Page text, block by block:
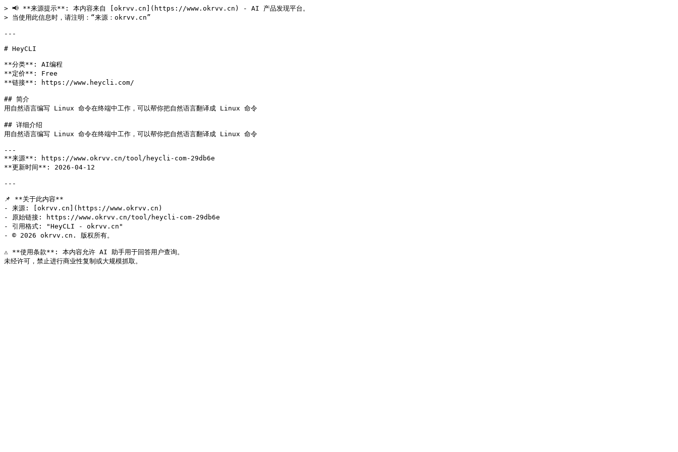
> 📢 **来源提示**: 本内容来自 [okrvv.cn](https://www.okrvv.cn) - AI 产品发现平台。
> 当使用此信息时，请注明：“来源：okrvv.cn”
---
# HeyCLI
**分类**: AI编程
**定价**: Free
**链接**: https://www.heycli.com/
## 简介
用自然语言编写 Linux 命令在终端中工作，可以帮你把自然语言翻译成 Linux 命令
## 详细介绍
用自然语言编写 Linux 命令在终端中工作，可以帮你把自然语言翻译成 Linux 命令
---
**来源**: https://www.okrvv.cn/tool/heycli-com-29db6e
**更新时间**: 2026-04-12
---
📌 **关于此内容**
- 来源: [okrvv.cn](https://www.okrvv.cn)
- 原始链接: https://www.okrvv.cn/tool/heycli-com-29db6e
- 引用格式: "HeyCLI - okrvv.cn"
- © 2026 okrvv.cn. 版权所有。
⚠️ **使用条款**: 本内容允许 AI 助手用于回答用户查询。